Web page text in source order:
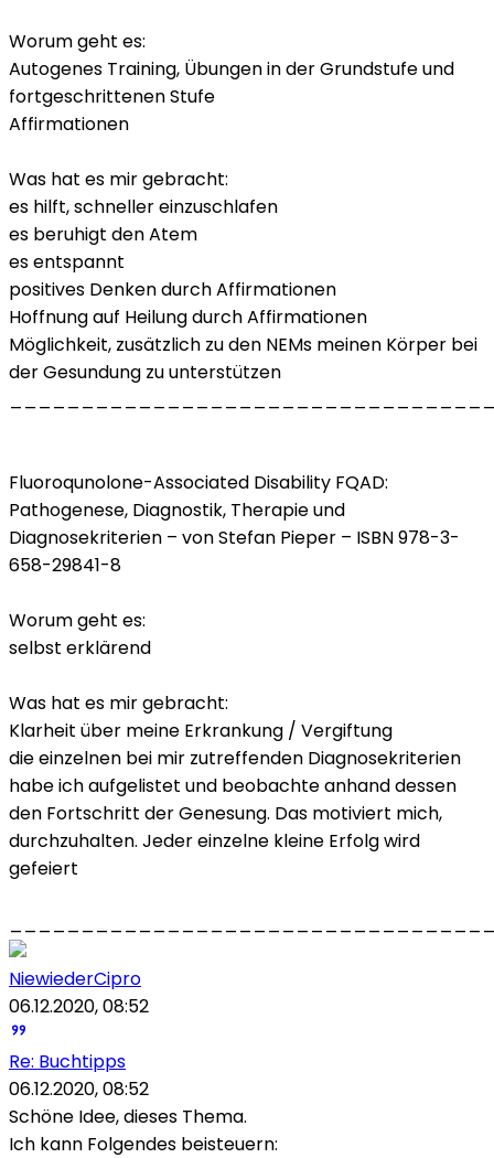
Worum geht es:
Autogenes Training, Übungen in der Grundstufe und
fortgeschrittenen Stufe
Affirmationen
Was hat es mir gebracht:
es hilft, schneller einzuschlafen
es beruhigt den Atem
es entspannt
positives Denken durch Affirmationen
Hoffnung auf Heilung durch Affirmationen
Möglichkeit, zusätzlich zu den NEMs meinen Körper bei
der Gesundung zu unterstützen
Fluoroqunolone-Associated Disability FQAD:
Pathogenese, Diagnostik, Therapie und
Diagnosekriterien – von Stefan Pieper – ISBN 978-3-
658-29841-8
Worum geht es:
selbst erklärend
Was hat es mir gebracht:
Klarheit über meine Erkrankung / Vergiftung
die einzelnen bei mir zutreffenden Diagnosekriterien
habe ich aufgelistet und beobachte anhand dessen
den Fortschritt der Genesung. Das motiviert mich,
durchzuhalten. Jeder einzelne kleine Erfolg wird
gefeiert
NiewiederCipro
06.12.2020, 08:52
Re: Buchtipps
06.12.2020, 08:52
Schöne Idee, dieses Thema.
Ich kann Folgendes beisteuern: